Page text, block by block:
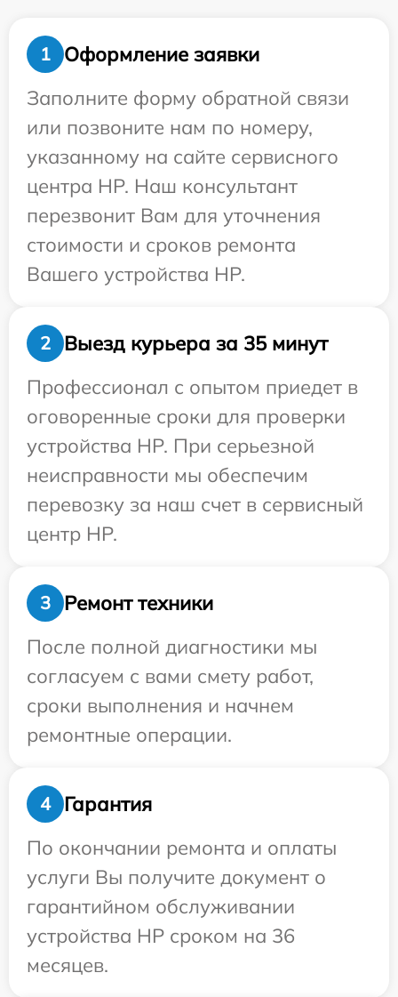
1
Оформление заявки
Заполните форму обратной связи
или позвоните нам по номеру,
указанному на сайте сервисного
центра HP. Наш консультант
перезвонит Вам для уточнения
стоимости и сроков ремонта
Вашего устройства HP.
2
Выезд курьера за 35 минут
Профессионал с опытом приедет в
оговоренные сроки для проверки
устройства HP. При серьезной
неисправности мы обеспечим
перевозку за наш счет в сервисный
центр HP.
3
Ремонт техники
После полной диагностики мы
согласуем с вами смету работ,
сроки выполнения и начнем
ремонтные операции.
4
Гарантия
По окончании ремонта и оплаты
услуги Вы получите документ о
гарантийном обслуживании
устройства HP сроком на 36
месяцев.